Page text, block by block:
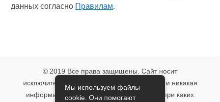
данных согласно Правилам.
© 2019 Все права защищены. Сайт носит
исключительно информационный характер и никакая
информация, опубликованная на нём, ни при каких
Мы используем файлы
cookie. Они помогают